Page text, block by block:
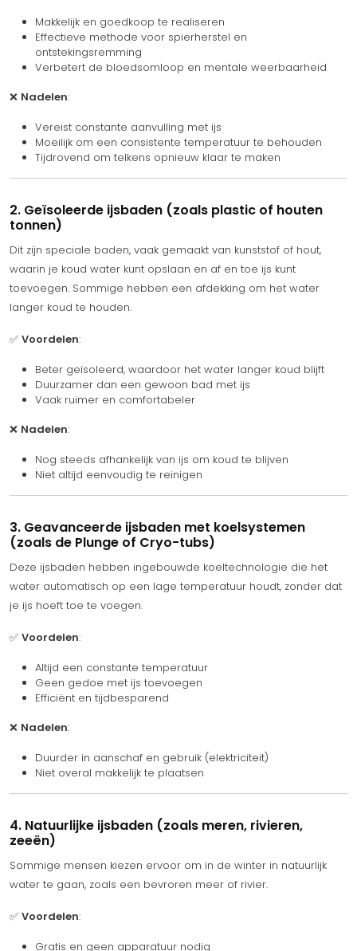
Makkelijk en goedkoop te realiseren
Effectieve methode voor spierherstel en
ontstekingsremming
Verbetert de bloedsomloop en mentale weerbaarheid
❌ Nadelen:
Vereist constante aanvulling met ijs
Moeilijk om een consistente temperatuur te behouden
Tijdrovend om telkens opnieuw klaar te maken
2. Geïsoleerde ijsbaden (zoals plastic of houten
tonnen)
Dit zijn speciale baden, vaak gemaakt van kunststof of hout,
waarin je koud water kunt opslaan en af en toe ijs kunt
toevoegen. Sommige hebben een afdekking om het water
langer koud te houden.
✅ Voordelen:
Beter geïsoleerd, waardoor het water langer koud blijft
Duurzamer dan een gewoon bad met ijs
Vaak ruimer en comfortabeler
❌ Nadelen:
Nog steeds afhankelijk van ijs om koud te blijven
Niet altijd eenvoudig te reinigen
3. Geavanceerde ijsbaden met koelsystemen
(zoals de Plunge of Cryo-tubs)
Deze ijsbaden hebben ingebouwde koeltechnologie die het
water automatisch op een lage temperatuur houdt, zonder dat
je ijs hoeft toe te voegen.
✅ Voordelen:
Altijd een constante temperatuur
Geen gedoe met ijs toevoegen
Efficiënt en tijdbesparend
❌ Nadelen:
Duurder in aanschaf en gebruik (elektriciteit)
Niet overal makkelijk te plaatsen
4. Natuurlijke ijsbaden (zoals meren, rivieren,
zeeën)
Sommige mensen kiezen ervoor om in de winter in natuurlijk
water te gaan, zoals een bevroren meer of rivier.
✅ Voordelen:
Gratis en geen apparatuur nodig